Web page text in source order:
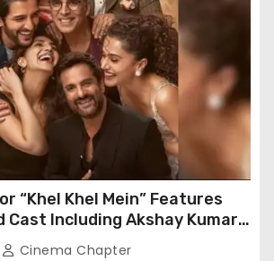
“Khel Khel Mein” Features
Including Akshay Kumar,
Fardeen Khan, and More
Cinema Chapter